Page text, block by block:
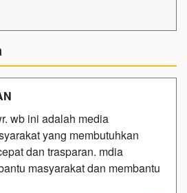
wb ini adalah media
yang membutuhkan
dan trasparan. mdia
masyarakat dan membantu